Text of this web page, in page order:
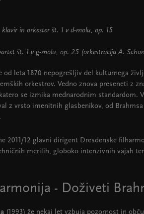
klavir in orkester št. 1 v d-molu, op. 15
št. 1 v g-molu, op. 25 (orkestracija A.
od leta 1870 nepogrešljiv del kulturnega
orkestrov. Vedno znova preseneti z
se izmika mednarodnim standardom.
z vrsto imenitnih glasbenikov, od Brahmsa
2011/12 glavni dirigent Dresdenske
merilih, globoko intenzivnih vajah
- Doživeti
(1993) že nekaj let vzbuja pozornost in